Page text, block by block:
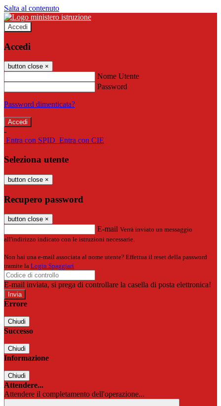
Salta al contenuto
Accedi
Accedi
button close ×
Nome Utente
Password
Password dimenticata?
-
Entra con SPID Entra con CIE
Seleziona utente
button close ×
Recupero password
button close ×
E-mail Verrà inviato un messaggio
all'indirizzo indicato con le istruzioni necessarie.
Non hai una e-mail associata al nome utente? Effettua il reset della password
tramite la Login Spaggiari
E-mail inviata, si prega di controllare la casella di posta elettronica!
Errore
Chiudi
Successo
Chiudi
Informazione
Chiudi
Attendere...
Attendere il completamento dell'operazione...